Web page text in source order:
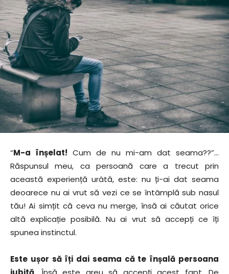
“M-a înșelat! Cum de nu mi-am dat seama??”…
Răspunsul meu, ca persoană care a trecut prin
această experiență urâtă, este: nu ți-ai dat seama
deoarece nu ai vrut să vezi ce se întâmplă sub nasul
tău! Ai simțit că ceva nu merge, însă ai căutat orice
altă explicație posibilă. Nu ai vrut să accepți ce îți
spunea instinctul.
Este ușor să îți dai seama că te înșală persoana